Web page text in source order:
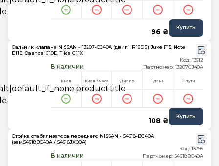
96 ₴ Купить
Сальник клапана NISSAN - 13207-CJ40A (двиг.HR16DE) Juke F15, Note
E11E, Qashqai J10E, Tiida C11X
В наличии
Код: 13512
Партномер: 13207CJ40A
Киев Киев 3 часа Днепр 1 день В пути
108 ₴ Купить
Стойка стабилизатора переднего NISSAN - 54618-BC40A
(зам.54618BC40A / 54618JX00A)
В наличии
Код: 13795
Партномер: 54618BC40A